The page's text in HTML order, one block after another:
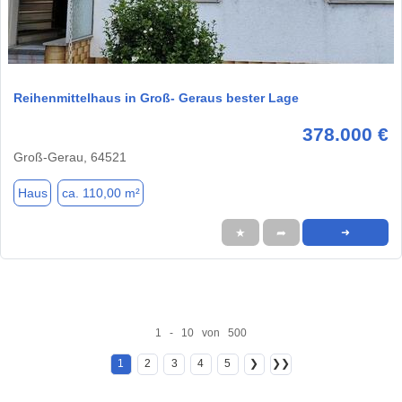
Reihenmittelhaus in Groß- Geraus bester Lage
378.000 €
Groß-Gerau, 64521
Haus ca. 110,00 m²
★ ➦ ➜
1 - 10 von 500
1 2 3 4 5 ❯ ❯❯